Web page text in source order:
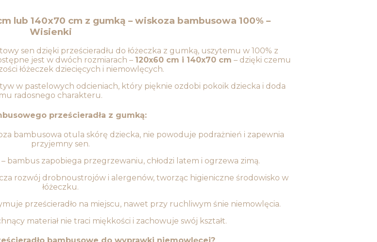
lub 140x70 cm z gumką – wiskoza bambusowa 100% –
Wisienki
sen dzięki prześcieradłu do łóżeczka z gumką, uszytemu w 100% z
jest w dwóch rozmiarach – 120x60 cm i 140x70 cm – dzięki czemu
łóżeczek dziecięcych i niemowlęcych.
w pastelowych odcieniach, który pięknie ozdobi pokoik dziecka i doda
mu radosnego charakteru.
prześcieradła z gumką:
bambusowa otula skórę dziecka, nie powoduje podrażnień i zapewnia
przyjemny sen.
– bambus zapobiega przegrzewaniu, chłodzi latem i ogrzewa zimą.
rozwój drobnoustrojów i alergenów, tworząc higieniczne środowisko w
łóżeczku.
prześcieradło na miejscu, nawet przy ruchliwym śnie niemowlęcia.
materiał nie traci miękkości i zachowuje swój kształt.